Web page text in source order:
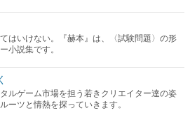
はいけない。『赫本』は、〈試験問題〉の形
小説集です。
ルゲーム市場を担う若きクリエイター達の姿
ーツと情熱を探っていきます。